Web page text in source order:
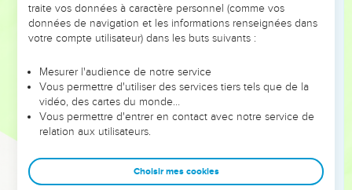
empêche ceux qui veulent les recevoir, et les chasse de
l'assemblée.
bien est de Dieu ; celui qui fait le mal n'a pas vu Dieu.
Démétrius a le témoignage de tous et de la vérité elle-
même ; et nous aussi, nous lui rendons témoignage : et tu
sais que notre témoignage est vrai.
Salutations finales
traite vos données à caractère personnel (comme vos
données de navigation et les informations renseignées dans
votre compte utilisateur) dans les buts suivants :
Mesurer l'audience de notre service
Vous permettre d'utiliser des services tiers tels que de la
vidéo, des cartes du monde…
Vous permettre d'entrer en contact avec notre service de
relation aux utilisateurs.
Choisir mes cookies